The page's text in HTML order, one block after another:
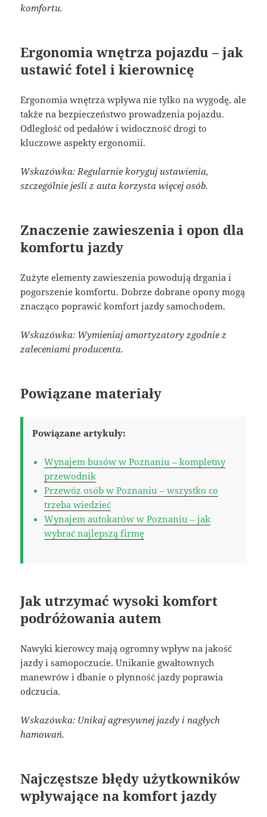
komfortu.
Ergonomia wnętrza pojazdu – jak
ustawić fotel i kierownicę
Ergonomia wnętrza wpływa nie tylko na wygodę, ale
także na bezpieczeństwo prowadzenia pojazdu.
Odległość od pedałów i widoczność drogi to
kluczowe aspekty ergonomii.
Wskazówka: Regularnie koryguj ustawienia,
szczególnie jeśli z auta korzysta więcej osób.
Znaczenie zawieszenia i opon dla
komfortu jazdy
Zużyte elementy zawieszenia powodują drgania i
pogorszenie komfortu. Dobrze dobrane opony mogą
znacząco poprawić komfort jazdy samochodem.
Wskazówka: Wymieniaj amortyzatory zgodnie z
zaleceniami producenta.
Powiązane materiały
Powiązane artykuły:
Wynajem busów w Poznaniu – kompletny
przewodnik
Przewóz osób w Poznaniu – wszystko co
trzeba wiedzieć
Wynajem autokarów w Poznaniu – jak
wybrać najlepszą firmę
Jak utrzymać wysoki komfort
podróżowania autem
Nawyki kierowcy mają ogromny wpływ na jakość
jazdy i samopoczucie. Unikanie gwałtownych
manewrów i dbanie o płynność jazdy poprawia
odczucia.
Wskazówka: Unikaj agresywnej jazdy i nagłych
hamowań.
Najczęstsze błędy użytkowników
wpływające na komfort jazdy